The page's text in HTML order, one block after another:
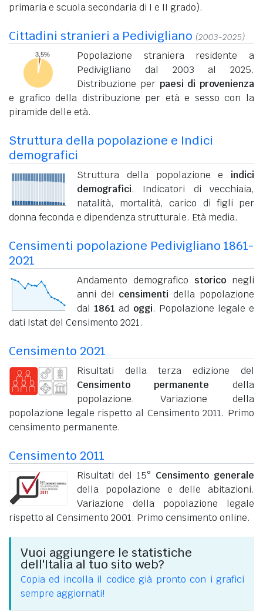
primaria e scuola secondaria di I e II grado).
Cittadini stranieri a Pedivigliano (2003-2025)
Popolazione straniera residente a
Pedivigliano dal 2003 al 2025.
Distribuzione per paesi di provenienza
e grafico della distribuzione per età e sesso con la
piramide delle età.
Struttura della popolazione e Indici
demografici
Struttura della popolazione e indici
demografici. Indicatori di vecchiaia,
natalità, mortalità, carico di figli per
donna feconda e dipendenza strutturale. Età media.
Censimenti popolazione Pedivigliano 1861-
2021
Andamento demografico storico negli
anni dei censimenti della popolazione
dal1861 ad oggi. Popolazione legale e
dati Istat del Censimento 2021.
Censimento 2021
Risultati della terza edizione del
Censimento permanente della
popolazione. Variazione della
popolazione legale rispetto al Censimento 2011. Primo
censimento permanente.
Censimento 2011
Risultati del 15° Censimento generale
della popolazione e delle abitazioni.
Variazione della popolazione legale
rispetto al Censimento 2001. Primo censimento online.
Vuoi aggiungere le statistiche
dell'Italia al tuo sito web?
Copia ed incolla il codice già pronto con i grafici
sempre aggiornati!